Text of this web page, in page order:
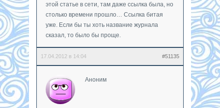
этой статье в сети, там даже ссылка была, но
столько времени прошло… Ссылка битая
уже. Если бы ты хоть название журнала
сказал, то было бы проще.
17.04.2012 в 14:04 #51135
Аноним